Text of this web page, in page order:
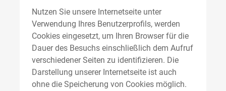
Nutzen Sie unsere Internetseite unter
Verwendung Ihres Benutzerprofils, werden
Cookies eingesetzt, um Ihren Browser für die
Dauer des Besuchs einschließlich dem Aufruf
verschiedener Seiten zu identifizieren. Die
Darstellung unserer Internetseite ist auch
ohne die Speicherung von Cookies möglich.